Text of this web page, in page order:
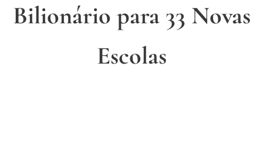
Bilionário para 33 Novas
Escolas